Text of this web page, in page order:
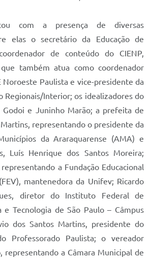
com a presença de diversas
elas o secretário da Educação de
de conteúdo do CIENP,
também atua como coordenador
Noroeste Paulista e vice-presidente da
Regionais/Interior; os idealizadores do
Godoi e Juninho Marão; a prefeita de
representando o presidente da
da Araraquarense (AMA) e
Luís Henrique dos Santos Moreira;
a Fundação Educacional
mantenedora da Unifev; Ricardo
diretor do Instituto Federal de
e Tecnologia de São Paulo – Câmpus
dos Santos Martins, presidente do
Professorado Paulista; o vereador
representando a Câmara Municipal de